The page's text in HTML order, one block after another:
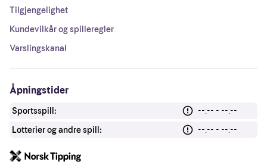
Tilgjengelighet
Kundevilkår og spilleregler
Varslingskanal
Åpningstider
Sportsspill:
--:-- - --:--
Lotterier og andre spill:
--:-- - --:--